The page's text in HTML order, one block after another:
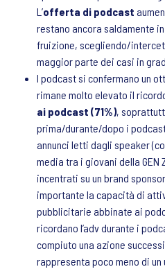
L’offerta di podcast
restano ancora saldamente
fruizione, scegliendo/
maggior parte dei casi in
I podcast si confermano un
rimane molto elevato il
ai podcast (71%),
prima/durante/dopo i
annunci letti dagli speaker
media tra i giovani della
incentrati su un brand
importante la capacità di
pubblicitarie abbinate ai
ricordano l’adv durante i
compiuto una azione
rappresenta poco meno di